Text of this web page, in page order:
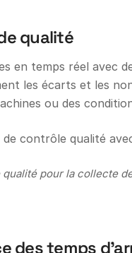
qualité
en temps réel avec
les écarts et les
ou des
pour la collecte
des temps